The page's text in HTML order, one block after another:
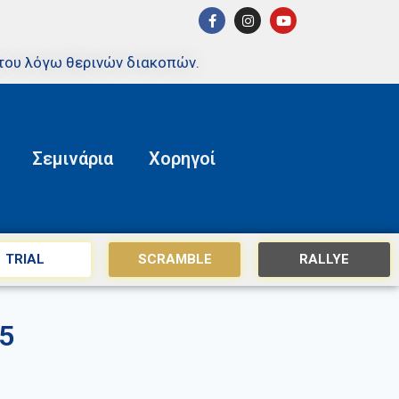
λόγω θερινών διακοπών.
Σεμινάρια Χορηγοί
TRIAL SCRAMBLE RALLYE